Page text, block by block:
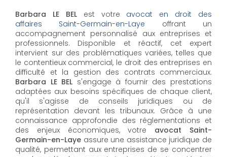
Barbara LE BELest votre avocat en droit des
affaires Saint-Germain-en-Laye offrant un
accompagnement personnalisé aux entreprises et
professionnels. Disponible et réactif, cet expert
intervient sur des problématiques variées, telles que
le contentieux commercial, le droit des entreprises en
difficulté et la gestion des contrats commerciaux.
Barbara LE BEL s'engage à fournir des prestations
adaptées aux besoins spécifiques de chaque client,
qu'il s'agisse de conseils juridiques ou de
représentation devant les tribunaux. Grâce à une
connaissance approfondie des réglementations et
des enjeux économiques, votre avocat Saint-
Germain-en-Laye assure une assistance juridique de
qualité, permettant aux entreprises de se concentrer